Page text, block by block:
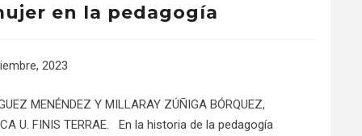
en la pedagogía
2023
MENÉNDEZ Y MILLARAY ZÚÑIGA BÓRQUEZ,
U. FINIS TERRAE. En la historia de la pedagogía